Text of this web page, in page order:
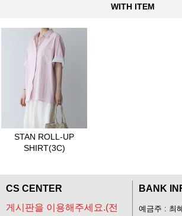
WITH ITEM
STAN ROLL-UP
SHIRT(3C)
CS CENTER
게시판을 이용해주세요.(전
BANK
예금주 : 최